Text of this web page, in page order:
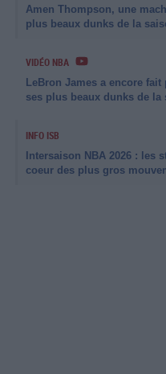
Amen Thompson, une
plus beaux dunks de la
VIDÉO NBA
LeBron James a encore
ses plus beaux dunks de la
INFO ISB
Intersaison NBA 2026 : les
coeur des plus gros